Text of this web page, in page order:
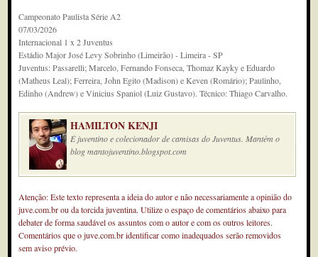
Campeonato Paulista Série A2
07/03/2026
Internacional 1 x 2 Juventus
Estádio Major José Levy Sobrinho (Limeirão) - Limeira - SP
Juventus: Passarelli; Marcelo, Fernando Fonseca, Thomaz Kayky e Eduardo
(Matheus Leal); Ferreira, John Egito (Madison) e Keven (Romário); Paulinho,
Edinho (Andrew) e Vinicius Spaniol (Luiz Gustavo). Técnico: Thiago Carvalho.
HAMILTON KENJI
É juventino e colecionador de camisas do Juventus. Mantém o
blog mantojuventino.blogspot.com
Atenção: Este texto representa a ideia do autor e não necessariamente a opinião do
juve.com.br ou da torcida juventina. Utilize o espaço de comentários abaixo para
debater de forma saudável os assuntos com o autor e com os outros leitores.
Comentários que o juve.com.br identificar como inadequados serão removidos
sem aviso prévio.